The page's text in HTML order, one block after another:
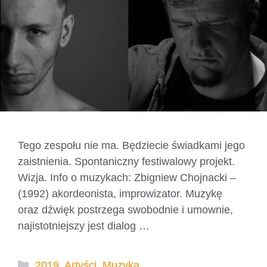
Tego zespołu nie ma. Będziecie świadkami jego
zaistnienia. Spontaniczny festiwalowy projekt.
Wizja. Info o muzykach: Zbigniew Chojnacki –
(1992) akordeonista, improwizator. Muzykę
oraz dźwięk postrzega swobodnie i umownie,
najistotniejszy jest dialog …
Kategorie